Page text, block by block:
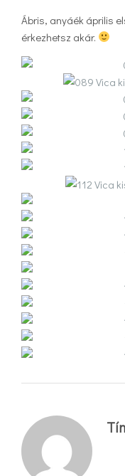
Ábris, anyáék április
érkezhetsz akár.